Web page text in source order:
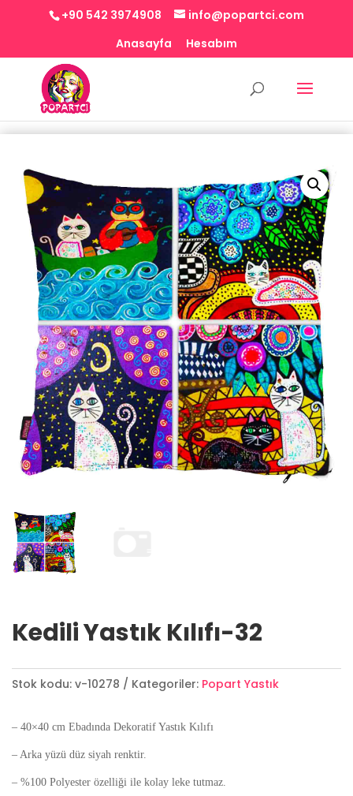
+90 542 3974908
info@popartci.com
Anasayfa
Hesabım
Kedili Yastık Kılıfı-32
Stok kodu: v-10278 Kategoriler: Popart Yastık
– 40×40 cm Ebadında Dekoratif Yastık Kılıfı
– Arka yüzü düz siyah renktir.
– %100 Polyester özelliği ile kolay leke tutmaz.